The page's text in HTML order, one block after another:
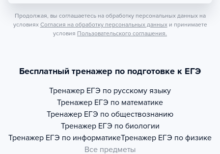
Продолжая, вы соглашаетесь на обработку персональных данных на
условиях Согласия на обработку персональных данных и принимаете
условия Пользовательского соглашения.
Бесплатный тренажер по подготовке к ЕГЭ
Тренажер ЕГЭ по русскому языку
Тренажер ЕГЭ по математике
Тренажер ЕГЭ по обществознанию
Тренажер ЕГЭ по биологии
Тренажер ЕГЭ по информатикеТренажер ЕГЭ по физике
Все предметы